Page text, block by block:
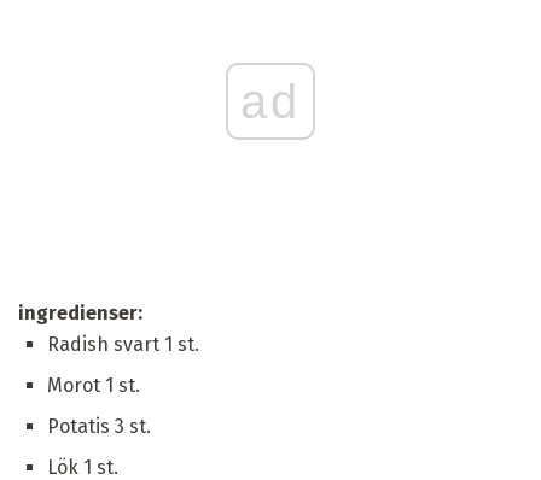
ad
ingredienser:
Radish svart 1 st.
Morot 1 st.
Potatis 3 st.
Lök 1 st.